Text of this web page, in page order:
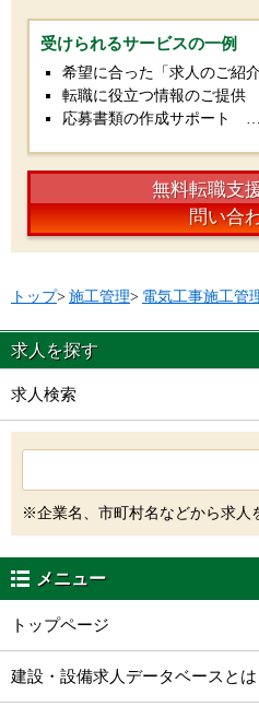
受けられるサービスの一例
希望に合った「求人のご紹介
転職に役立つ情報のご提供
応募書類の作成サポート
無料転職支
問い合
トップ> 施工管理> 電気工事施工管
求人を探す
求人検索
※企業名、市町村名などから求人
メニュー
トップページ
建設・設備求人データベースとは